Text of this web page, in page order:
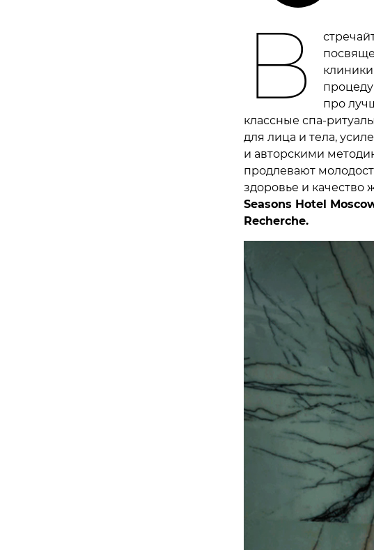
В
про
классные спа-
для лица и тела,
и авторскими
продлевают
здоровье и качество
Seasons Hotel
Recherche.